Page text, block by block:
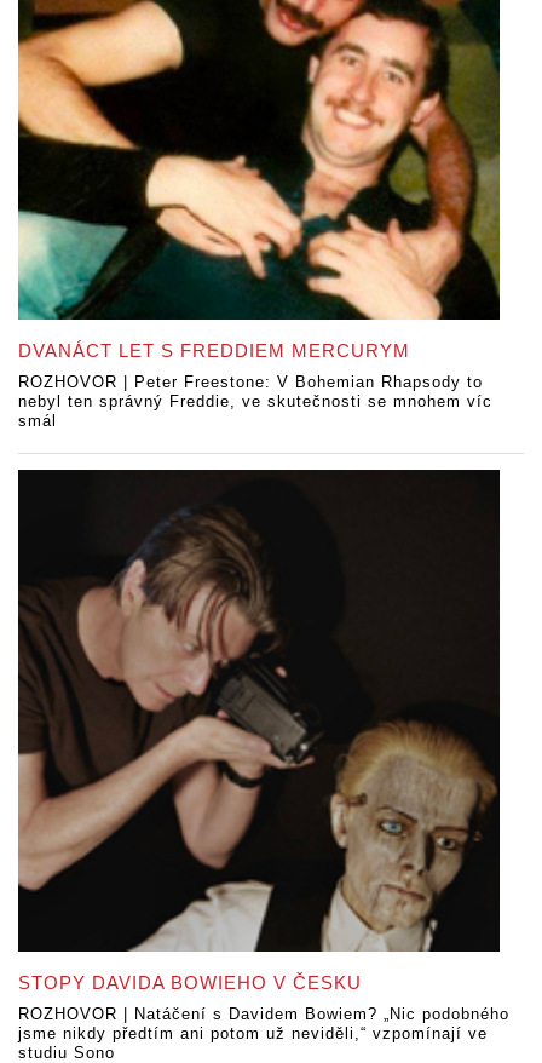
DVANÁCT LET S FREDDIEM MERCURYM
ROZHOVOR | Peter Freestone: V Bohemian Rhapsody to
nebyl ten správný Freddie, ve skutečnosti se mnohem víc
smál
STOPY DAVIDA BOWIEHO V ČESKU
ROZHOVOR | Natáčení s Davidem Bowiem? „Nic podobného
jsme nikdy předtím ani potom už neviděli,“ vzpomínají ve
studiu Sono